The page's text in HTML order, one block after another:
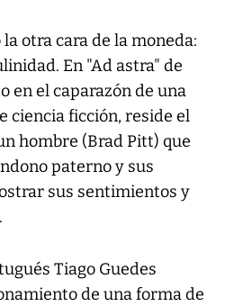
otra cara de la moneda:
En "Ad astra" de
en el caparazón de una
ciencia ficción, reside el
hombre (Brad Pitt) que
paterno y sus
sus sentimientos y
Tiago Guedes
de una forma de